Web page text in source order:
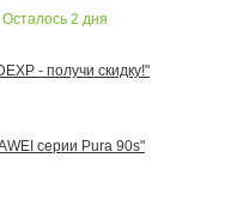
Осталось 2 дня
- получи скидку!"
серии Pura 90s"